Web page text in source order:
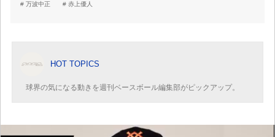
万波中正
赤上優人
HOT TOPICS
球界の気になる動きを週刊ベースボール編集部がピックアップ。